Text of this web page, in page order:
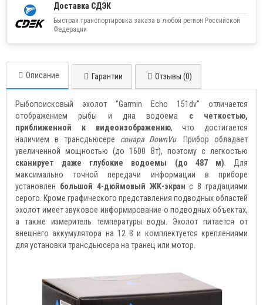
Доставка СДЭК
Быстрая транспортировка заказа в любой регион Российской
Федерации
Описание Гарантии Отзывы (0)
Рыбопоисковый эхолот "Garmin Echo 151dv" отличается
отображением рыбы и дна водоема с четкостью,
приближенной к видеоизображению, что достигается
наличием в трансдьюсере сонара DownVu. Прибор обладает
увеличенной мощностью (до 1600 Вт), поэтому с легкостью
сканирует даже глубокие водоемы (до 487 м) . Для
максимально точной передачи информации в приборе
установлен большой 4-дюймовый ЖК-экран с 8 градациями
серого. Кроме графического представления подводных областей
эхолот имеет звуковое информирование о подводных объектах,
а также измеритель температуры воды. Эхолот питается от
внешнего аккумулятора на 12 В и комплектуется креплениями
для установки трансдьюсера на транец или мотор.